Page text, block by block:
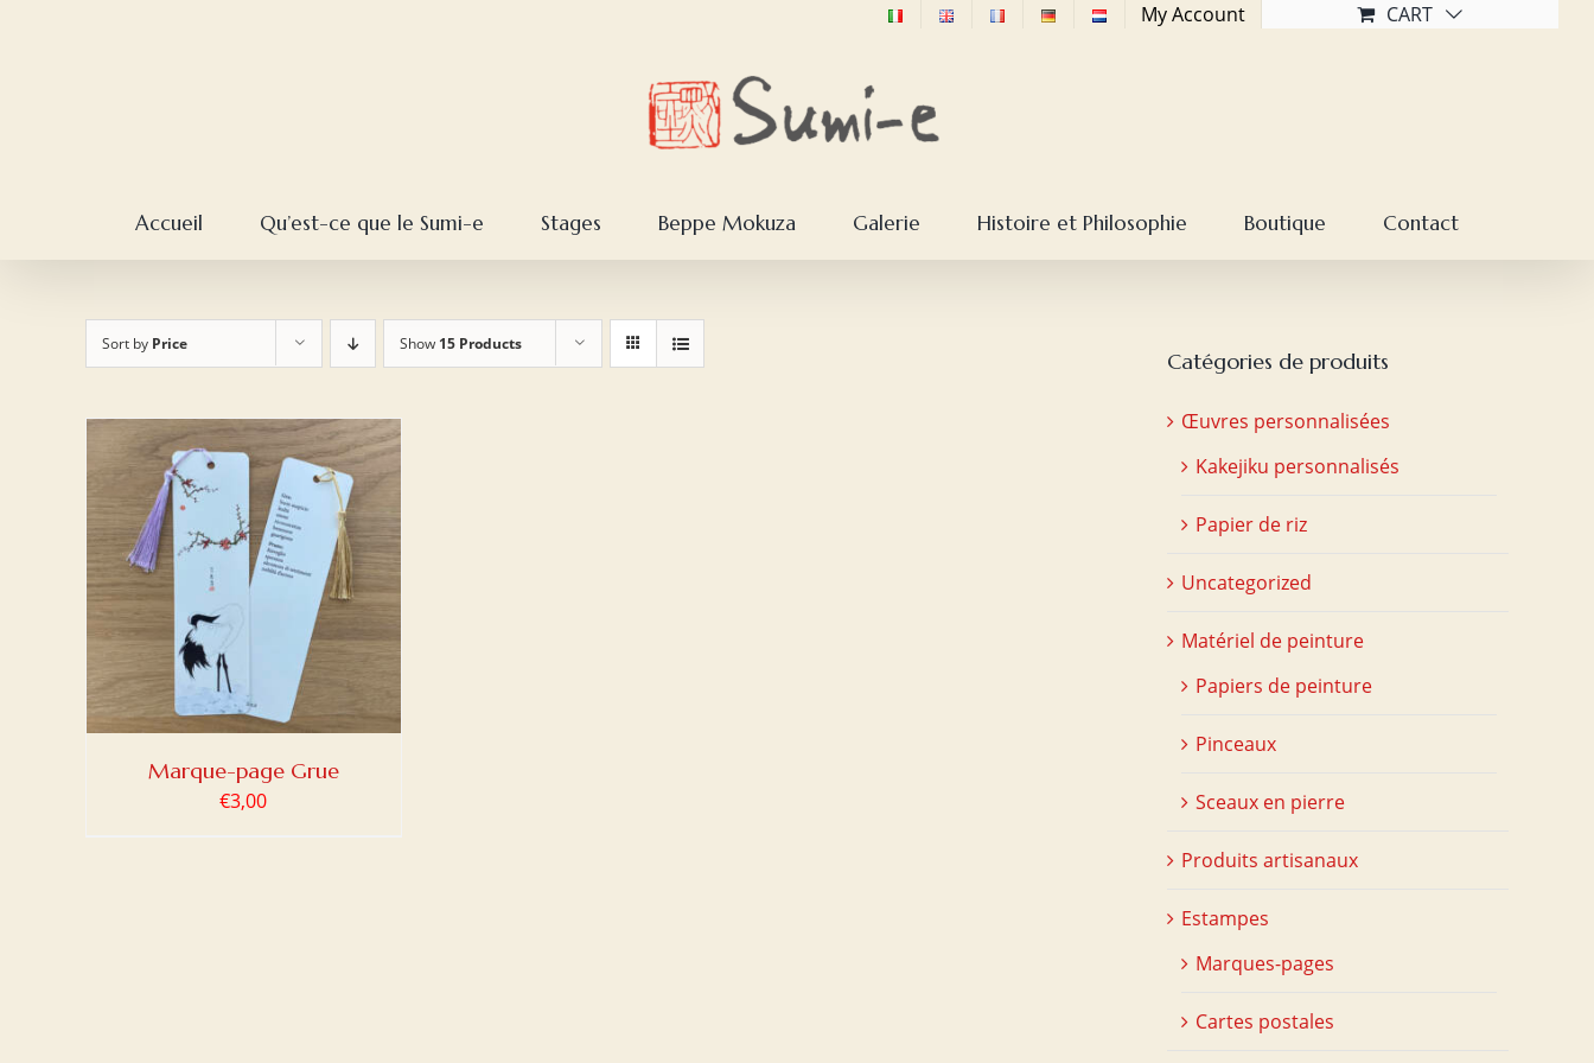
My Account CART
Accueil Qu’est-ce que le Sumi-e Stages Beppe Mokuza Galerie Histoire et Philosophie Boutique Contact
Sort by Price Show 15 Products
Marque-page Grue
€3,00
Catégories de produits
Œuvres personnalisées
Kakejiku personnalisés
Papier de riz
Uncategorized
Matériel de peinture
Papiers de peinture
Pinceaux
Sceaux en pierre
Produits artisanaux
Estampes
Marques-pages
Cartes postales